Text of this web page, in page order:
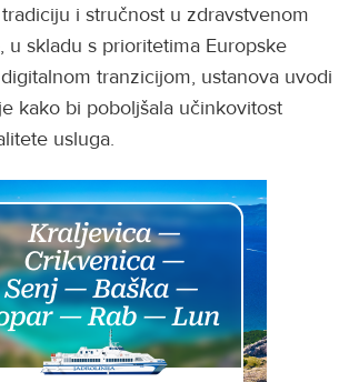
i stručnost u zdravstvenom
u skladu s prioritetima Europske
tranzicijom, ustanova uvodi
kako bi poboljšala učinkovitost
usluga.